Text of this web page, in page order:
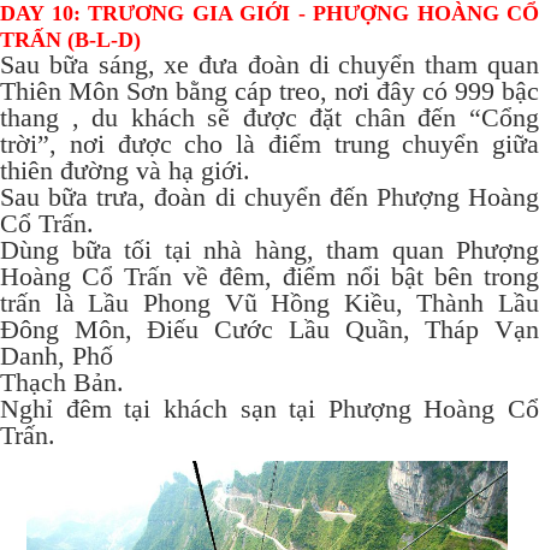
DAY 10: TRƯƠNG GIA GIỚI - PHƯỢNG HOÀNG CỔ
TRẤN (B-L-D)
Sau bữa sáng, xe đưa đoàn di chuyển tham quan
Thiên Môn Sơn bằng cáp treo, nơi đây có 999 bậc
thang , du khách sẽ được đặt chân đến “Cổng
trời”, nơi được cho là điểm trung chuyển giữa
thiên đường và hạ giới.
Sau bữa trưa, đoàn di chuyển đến Phượng Hoàng
Cổ Trấn.
Dùng bữa tối tại nhà hàng, tham quan Phượng
Hoàng Cổ Trấn về đêm, điểm nổi bật bên trong
trấn là Lầu Phong Vũ Hồng Kiều, Thành Lầu
Đông Môn, Điếu Cước Lầu Quần, Tháp Vạn
Danh, Phố
Thạch Bản.
Nghỉ đêm tại khách sạn tại Phượng Hoàng Cổ
Trấn.